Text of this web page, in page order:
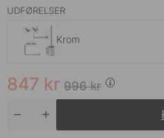
UDFØRELSER
Krom
Rustfrit Stål
996kr
847 kr